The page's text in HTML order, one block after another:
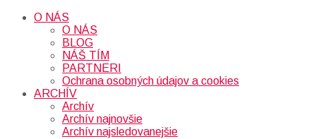
O NÁS
O NÁS
BLOG
NÁŠ TÍM
PARTNERI
Ochrana osobných údajov a cookies
ARCHÍV
Archív
Archív najnovšie
Archív najsledovanejšie